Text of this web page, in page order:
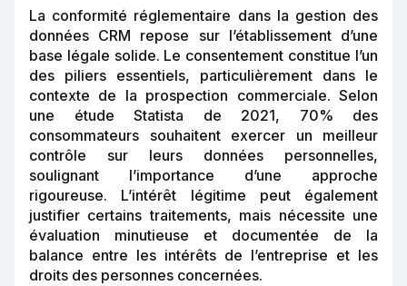
La conformité réglementaire dans la gestion des
données CRM repose sur l’établissement d’une
base légale solide. Le consentement constitue l’un
des piliers essentiels, particulièrement dans le
contexte de la prospection commerciale. Selon
une étude Statista de 2021, 70% des
consommateurs souhaitent exercer un meilleur
contrôle sur leurs données personnelles,
soulignant l’importance d’une approche
rigoureuse. L’intérêt légitime peut également
justifier certains traitements, mais nécessite une
évaluation minutieuse et documentée de la
balance entre les intérêts de l’entreprise et les
droits des personnes concernées.